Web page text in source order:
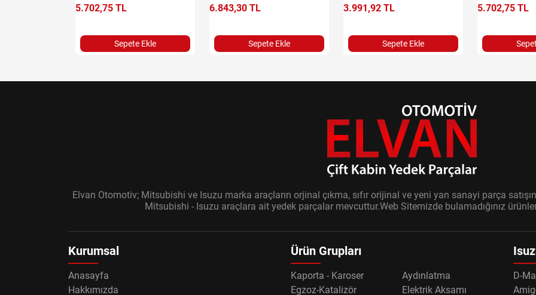
5.702,75 TL
Sepete Ekle
6.843,30 TL
Sepete Ekle
3.991,92 TL
Sepete Ekle
5.702,75 TL
Elvan Otomotiv; Mitsubishi ve Isuzu marka araçların orjinal çıkma, sıfır orijinal ve yeni yan sanayi parça
Mitsubishi - Isuzu araçlara ait yedek parçalar mevcuttur.Web Sitemizde bulamadığınız
Kurumsal
Anasayfa
Hakkımızda
Ürün Grupları
Kaporta - Karoser
Aydınlatma
Egzoz-Katalizör
Elektrik Aksamı
D-